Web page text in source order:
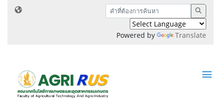
Powered by Translate